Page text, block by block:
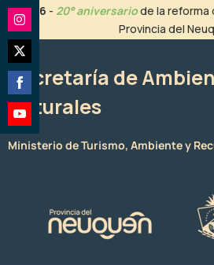
contenido
2026 - 20° aniversariode la reforma
Provincia del
Secretaría de
Naturales
Ministerio de Turismo, Ambiente y
Share
on
Instagram
Share
on
Twitter
Share
on
Facebook
Share
on